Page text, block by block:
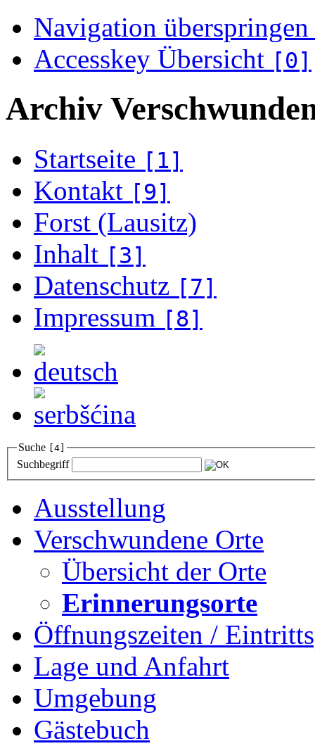
Navigation überspringen
Accesskey Übersicht [0]
Archiv
Startseite [1]
Kontakt [9]
Forst (Lausitz)
Inhalt [3]
Datenschutz [7]
Impressum [8]
Suche [4]
Suchbegriff
Ausstellung
Verschwundene Orte
Übersicht der Orte
Erinnerungsorte
Öffnungszeiten /
Lage und Anfahrt
Umgebung
Gästebuch